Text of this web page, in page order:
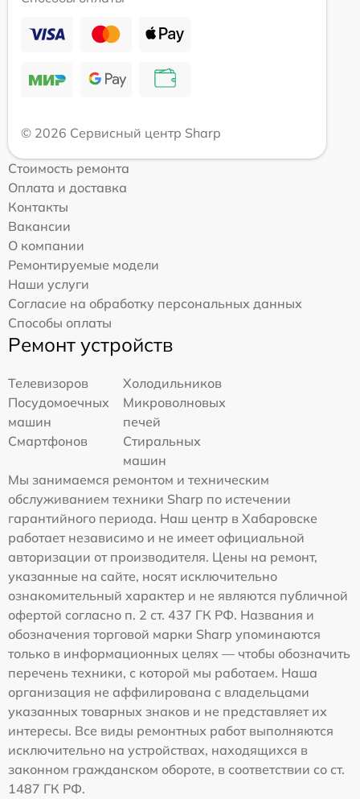
© 2026 Сервисный центр Sharp
Стоимость ремонта
Оплата и доставка
Контакты
Вакансии
О компании
Ремонтируемые модели
Наши услуги
Согласие на обработку персональных данных
Способы оплаты
Ремонт устройств
Телевизоров
Холодильников
Посудомоечных
машин
Микроволновых
печей
Смартфонов
Стиральных
машин
Мы занимаемся ремонтом и техническим
обслуживанием техники Sharp по истечении
гарантийного периода. Наш центр в Хабаровске
работает независимо и не имеет официальной
авторизации от производителя. Цены на ремонт,
указанные на сайте, носят исключительно
ознакомительный характер и не являются публичной
офертой согласно п. 2 ст. 437 ГК РФ. Названия и
обозначения торговой марки Sharp упоминаются
только в информационных целях — чтобы обозначить
перечень техники, с которой мы работаем. Наша
организация не аффилирована с владельцами
указанных товарных знаков и не представляет их
интересы. Все виды ремонтных работ выполняются
исключительно на устройствах, находящихся в
законном гражданском обороте, в соответствии со ст.
1487 ГК РФ.